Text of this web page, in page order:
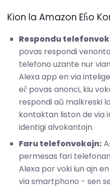
Kion la Amazon Eĥo
Respondu
povas respondi
telefono uzante nur
Alexa app en via
eĉ povas anonci, kiu
respondi aŭ malkreski
kontaktan liston de via
identigi alvokantojn.
Faru telefonvokojn:
permesas fari
Alexa por voki iun ajn
via smartphono - sen